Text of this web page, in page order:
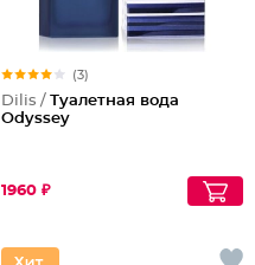
(3)
Dilis / Туалетная вода
Odyssey
1960 ₽